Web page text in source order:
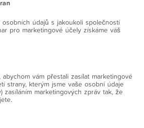
osobních údajů s jakoukoli společností
pro marketingové účely získáme váš
vám přestali zasílat marketingové
strany, kterým jsme vaše osobní údaje
zasíláním marketingových zpráv tak, že